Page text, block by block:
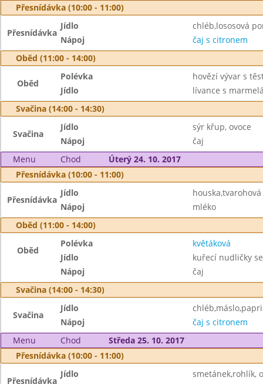
Přesnídávka (10:00 - 11:00)
Přesnídávka
Jídlo
chléb,lososová
Nápoj
čaj s citronem
Oběd (11:00 - 14:00)
Oběd
Polévka
hovězí vývar s
Jídlo
lívance s
Svačina (14:00 - 14:30)
Svačina
Jídlo
sýr křup, ovoce
Nápoj
čaj
Menu
Chod
Úterý 24. 10. 2017
Přesnídávka (10:00 - 11:00)
Přesnídávka
Jídlo
Nápoj
mléko
Oběd (11:00 - 14:00)
Oběd
Polévka
květáková
Jídlo
kuřecí nudličky
Nápoj
čaj
Svačina (14:00 - 14:30)
Svačina
Jídlo
Nápoj
čaj s citronem
Menu
Chod
Středa 25. 10. 2017
Přesnídávka (10:00 - 11:00)
Přesnídávka
Jídlo
smetánek,rohlík,